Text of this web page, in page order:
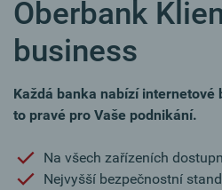
Oberbank
business
Každá banka nabízí internetové
to pravé pro Vaše podnikání.
Na všech zařízeních
Nejvyšší bezpečnostní